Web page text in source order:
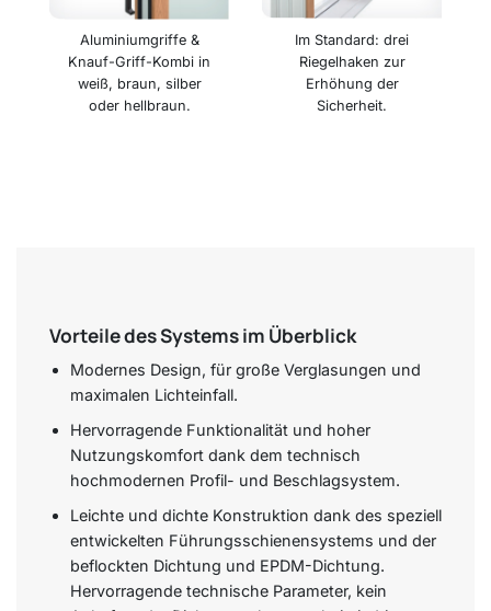
Aluminiumgriffe &
Knauf-Griff-Kombi in
weiß, braun, silber
oder hellbraun.
Im Standard: drei
Riegelhaken zur
Erhöhung der
Sicherheit.
Vorteile des Systems im Überblick
Modernes Design, für große Verglasungen und
maximalen Lichteinfall.
Hervorragende Funktionalität und hoher
Nutzungskomfort dank dem technisch
hochmodernen Profil- und Beschlagsystem.
Leichte und dichte Konstruktion dank des speziell
entwickelten Führungsschienensystems und der
beflockten Dichtung und EPDM-Dichtung.
Hervorragende technische Parameter, kein